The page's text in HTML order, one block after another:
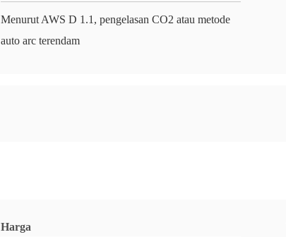
Menurut AWS D 1.1, pengelasan CO2 atau metode
auto arc terendam
Harga